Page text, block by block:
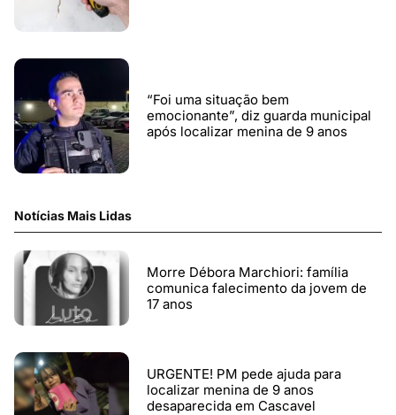
“Foi uma situação bem
emocionante”, diz guarda municipal
após localizar menina de 9 anos
Notícias Mais Lidas
Morre Débora Marchiori: família
comunica falecimento da jovem de
17 anos
URGENTE! PM pede ajuda para
localizar menina de 9 anos
desaparecida em Cascavel